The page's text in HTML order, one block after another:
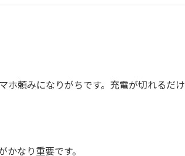
ホ頼みになりがちです。充電が切れるだけ
なり重要です。